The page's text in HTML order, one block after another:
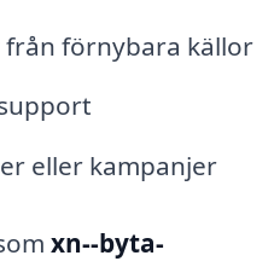
från förnybara källor
eller kampanjer
xn--byta-